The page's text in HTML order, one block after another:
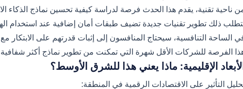
ناحية تقنية، يقدم هذا الحدث فرصة لدراسة كيفية تحسين نماذج الذكاء
ذلك تطوير تقنيات جديدة تضيف طبقات أمان إضافية عند استخدام
الساحة التنافسية، سيحتاج المنافسون إلى إثبات قدرتهم على الابتكار مع
الفرصة للشركات الأقل شهرة التي تمكنت من تطوير نماذج أكثر شفافية
الأبعاد الإقليمية: ماذا يعني هذا للشرق الأوسط؟
التأثير على الاقتصادات الرقمية في المنطقة: